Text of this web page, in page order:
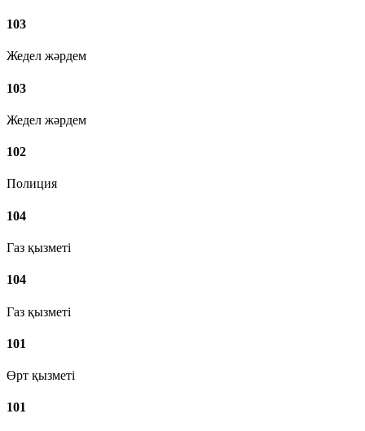
103
Жедел жәрдем
103
Жедел жәрдем
102
Полиция
104
Газ қызметі
104
Газ қызметі
101
Өрт қызметі
101